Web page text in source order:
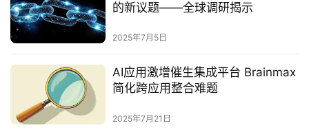
的新议题——全球调研揭示
2025年7月5日
AI应用激增催生集成平台 Brainmax
简化跨应用整合难题‌
2025年7月21日